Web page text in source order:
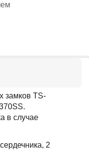
замков TS-
в случае
2